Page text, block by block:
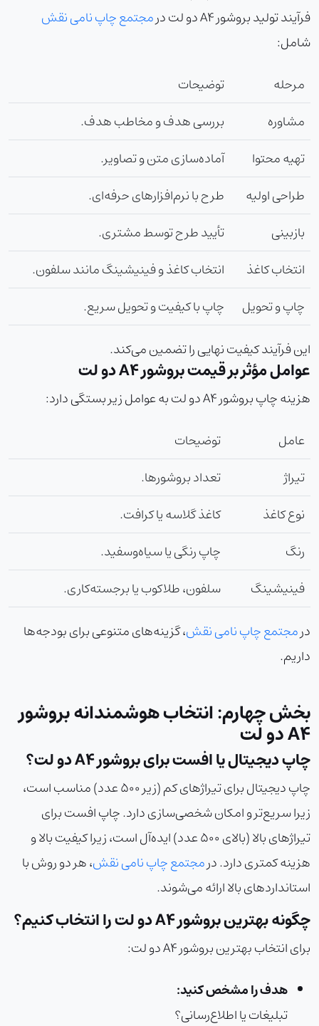
فرآیند تولید بروشور A4 دو لت در
مجتمع چاپ نامی نقش
شامل:
مرحله
توضیحات
مشاوره
بررسی هدف و مخاطب هدف.
تهیه محتوا
آماده‌سازی متن و تصاویر.
طراحی اولیه
طرح با نرم‌افزارهای حرفه‌ای.
بازبینی
تأیید طرح توسط مشتری.
انتخاب کاغذ
انتخاب کاغذ و فینیشینگ مانند سلفون.
چاپ و تحویل
چاپ با کیفیت و تحویل سریع.
این فرآیند کیفیت نهایی را تضمین می‌کند.
عوامل مؤثر بر قیمت بروشور A4 دو لت
هزینه چاپ بروشور A4 دو لت به عوامل زیر بستگی دارد:
عامل
توضیحات
تیراژ
تعداد بروشورها.
نوع کاغذ
کاغذ گلاسه یا کرافت.
رنگ
چاپ رنگی یا سیاه‌وسفید.
فینیشینگ
سلفون، طلاکوب یا برجسته‌کاری.
درمجتمع چاپ نامی نقش، گزینه‌های متنوعی برای بودجه‌ها
داریم.
بخش چهارم: انتخاب هوشمندانه بروشور
A4 دو لت
چاپ دیجیتال یا افست برای بروشور A4 دو لت؟
چاپ دیجیتال برای تیراژهای کم (زیر ۵۰۰ عدد) مناسب است،
زیرا سریع‌تر و امکان شخصی‌سازی دارد. چاپ افست برای
تیراژهای بالا (بالای ۵۰۰ عدد) ایده‌آل است، زیرا کیفیت بالا و
هزینه کمتری دارد. درمجتمع چاپ نامی نقش، هر دو روش با
استانداردهای بالا ارائه می‌شوند.
چگونه بهترین بروشور A4 دو لت را انتخاب کنیم؟
برای انتخاب بهترین بروشور A4 دو لت:
هدف را مشخص کنید:
تبلیغات یا اطلاع‌رسانی؟